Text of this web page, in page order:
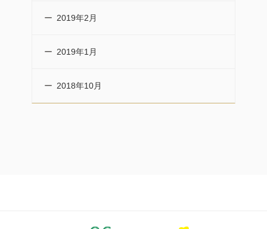
2019年2月
2019年1月
2018年10月